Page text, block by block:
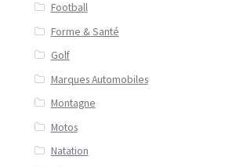
Football
Forme & Santé
Golf
Marques Automobiles
Montagne
Motos
Natation